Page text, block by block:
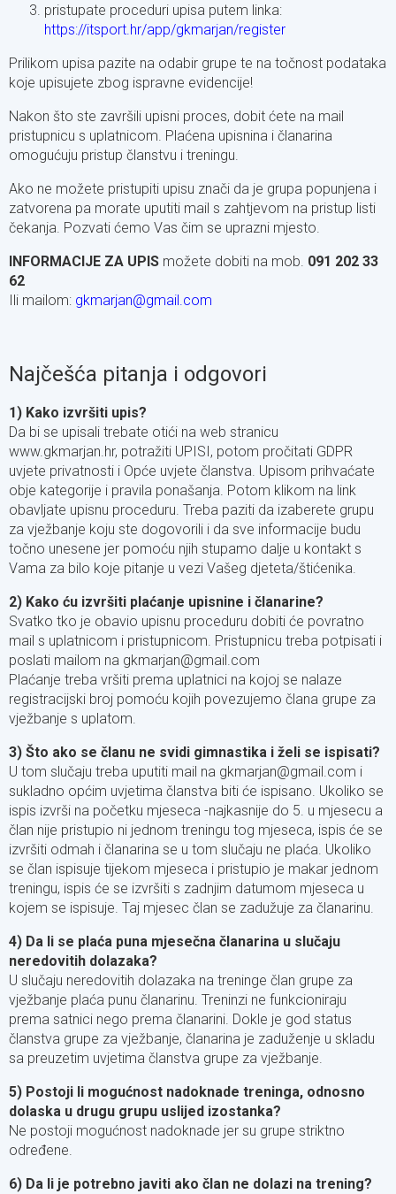
pristupate proceduri upisa putem linka:
https://itsport.hr/app/gkmarjan/register
Prilikom upisa pazite na odabir grupe te na točnost podataka
koje upisujete zbog ispravne evidencije!
Nakon što ste završili upisni proces, dobit ćete na mail
pristupnicu s uplatnicom. Plaćena upisnina i članarina
omogućuju pristup članstvu i treningu.
Ako ne možete pristupiti upisu znači da je grupa popunjena i
zatvorena pa morate uputiti mail s zahtjevom na pristup listi
čekanja. Pozvati ćemo Vas čim se uprazni mjesto.
INFORMACIJE ZA UPIS možete dobiti na mob. 091 202 33
62
Ili mailom: gkmarjan@gmail.com
Najčešća pitanja i odgovori
1) Kako izvršiti upis?
Da bi se upisali trebate otići na web stranicu
www.gkmarjan.hr, potražiti UPISI, potom pročitati GDPR
uvjete privatnosti i Opće uvjete članstva. Upisom prihvaćate
obje kategorije i pravila ponašanja. Potom klikom na link
obavljate upisnu proceduru. Treba paziti da izaberete grupu
za vježbanje koju ste dogovorili i da sve informacije budu
točno unesene jer pomoću njih stupamo dalje u kontakt s
Vama za bilo koje pitanje u vezi Vašeg djeteta/štićenika.
2) Kako ću izvršiti plaćanje upisnine i članarine?
Svatko tko je obavio upisnu proceduru dobiti će povratno
mail s uplatnicom i pristupnicom. Pristupnicu treba potpisati i
poslati mailom na gkmarjan@gmail.com
Plaćanje treba vršiti prema uplatnici na kojoj se nalaze
registracijski broj pomoću kojih povezujemo člana grupe za
vježbanje s uplatom.
3) Što ako se članu ne svidi gimnastika i želi se ispisati?
U tom slučaju treba uputiti mail na gkmarjan@gmail.com i
sukladno općim uvjetima članstva biti će ispisano. Ukoliko se
ispis izvrši na početku mjeseca -najkasnije do 5. u mjesecu a
član nije pristupio ni jednom treningu tog mjeseca, ispis će se
izvršiti odmah i članarina se u tom slučaju ne plaća. Ukoliko
se član ispisuje tijekom mjeseca i pristupio je makar jednom
treningu, ispis će se izvršiti s zadnjim datumom mjeseca u
kojem se ispisuje. Taj mjesec član se zadužuje za članarinu.
4) Da li se plaća puna mjesečna članarina u slučaju
neredovitih dolazaka?
U slučaju neredovitih dolazaka na treninge član grupe za
vježbanje plaća punu članarinu. Treninzi ne funkcioniraju
prema satnici nego prema članarini. Dokle je god status
članstva grupe za vježbanje, članarina je zaduženje u skladu
sa preuzetim uvjetima članstva grupe za vježbanje.
5) Postoji li mogućnost nadoknade treninga, odnosno
dolaska u drugu grupu uslijed izostanka?
Ne postoji mogućnost nadoknade jer su grupe striktno
određene.
6) Da li je potrebno javiti ako član ne dolazi na trening?